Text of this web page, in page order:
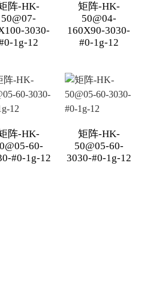
阵-HK-
50@07-
3030-
1g-12
矩阵-HK-
50@04-
160X90-3030-
#0-1g-12
阵-HK-
60-
#0-1g-12
矩阵-HK-
50@05-60-
3030-#0-1g-12